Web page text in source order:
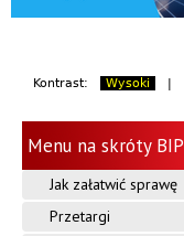
Kontrast: Wysoki |
Menu na skróty BIP
Jak załatwić sprawę
Przetargi